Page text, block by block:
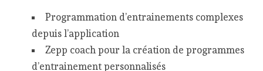
Programmation d’entrainements complexes
depuis l’application
Zepp coach pour la création de programmes
d’entrainement personnalisés